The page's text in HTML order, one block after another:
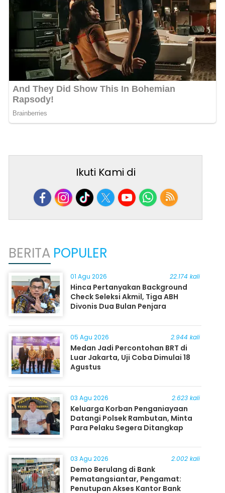
Ikuti Kami di
BERITA POPULER
01 Agu 2026 22.174 kali
Hinca Pertanyakan Background
Check Seleksi Akmil, Tiga ABH
Divonis Dua Bulan Penjara
05 Agu 2026 2.944 kali
Medan Jadi Percontohan BRT di
Luar Jakarta, Uji Coba Dimulai 18
Agustus
03 Agu 2026 2.623 kali
Keluarga Korban Penganiayaan
Datangi Polsek Rambutan, Minta
Para Pelaku Segera Ditangkap
03 Agu 2026 2.002 kali
Demo Berulang di Bank
Pematangsiantar, Pengamat:
Penutupan Akses Kantor Bank